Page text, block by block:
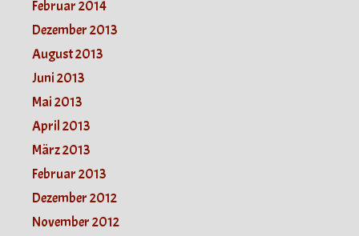
Februar 2014
Dezember 2013
August 2013
Juni 2013
Mai 2013
April 2013
März 2013
Februar 2013
Dezember 2012
November 2012